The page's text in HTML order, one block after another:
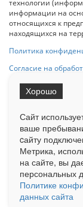
технологии
информации на
относящихся к
находящихся на
Политика
Согласие на
на Сетевое
Ограниченная
Liveinternet.ru .
у менеджера.
Реклама
Сайт
ваше
cайту
Метрика,
на сайте, вы
персональных
Политике
данных сайта
Хорошо